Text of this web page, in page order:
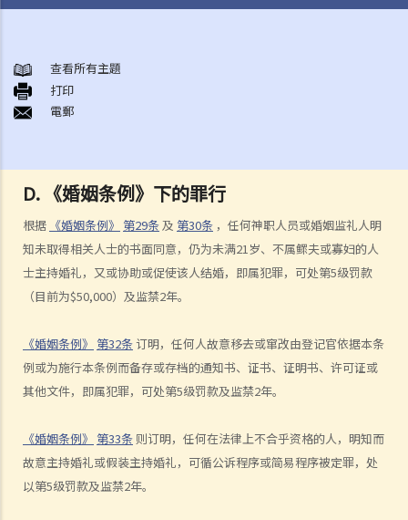
D. 《婚姻条例》下的罪行
根据 《婚姻条例》 第29条及 第30条 ，任何神职人员或婚姻监礼人明
知未取得相关人士的书面同意，仍为未满21岁、不属鳏夫或寡妇的人
士主持婚礼，又或协助或促使该人结婚，即属犯罪，可处第5级罚款
（目前为$50,000）及监禁2年。
《婚姻条例》 第32条订明，任何人故意移去或窜改由登记官依据本条
例或为施行本条例而备存或存档的通知书、证书、证明书、许可证或
其他文件，即属犯罪，可处第5级罚款及监禁2年。
《婚姻条例》 第33条 则订明，任何在法律上不合乎资格的人，明知而
故意主持婚礼或假装主持婚礼，可循公诉程序或简易程序被定罪，处
以第5级罚款及监禁2年。
A. 概述
B. 香港认可的婚姻关系
1. 如果我在香港以外地方结婚，是否需要通知香港政府更新我的婚姻状
2. 我在香港以外的地方结婚，但担心在香港不被承认。我可以在香港登
记结婚吗？
C. 办理婚姻登记及举行婚礼
A. 在香港结婚的条件
B. 结婚登记程序
C. 婚姻的有效性
D. 《婚姻条例》下的罪行
E. 婚姻协议书
A. 婚姻协议书的法律地位
C. 分居协议
1. 如果夫妻打算离婚，签订分居协议有甚么好处？
2. 如果一方在聆讯前不再同意分居协议的条款，应该怎样处理？
查看所有主題
打印
電郵